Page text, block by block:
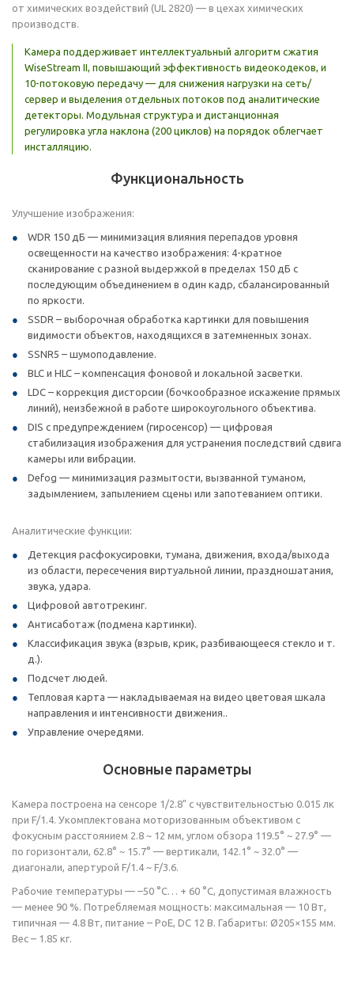
от химических воздействий (UL 2820) — в цехах химических
производств.
Камера поддерживает интеллектуальный алгоритм сжатия
WiseStream II, повышающий эффективность видеокодеков, и
10-потоковую передачу — для снижения нагрузки на сеть/
сервер и выделения отдельных потоков под аналитические
детекторы. Модульная структура и дистанционная
регулировка угла наклона (200 циклов) на порядок облегчает
инсталляцию.
Функциональность
Улучшение изображения:
WDR 150 дБ — минимизация влияния перепадов уровня
освещенности на качество изображения: 4-кратное
сканирование с разной выдержкой в пределах 150 дБ с
последующим объединением в один кадр, сбалансированный
по яркости.
SSDR – выборочная обработка картинки для повышения
видимости объектов, находящихся в затемненных зонах.
SSNR5 – шумоподавление.
BLC и HLC – компенсация фоновой и локальной засветки.
LDC – коррекция дисторсии (бочкообразное искажение прямых
линий), неизбежной в работе широкоугольного объектива.
DIS с предупреждением (гиросенсор) — цифровая
стабилизация изображения для устранения последствий сдвига
камеры или вибрации.
Defog — минимизация размытости, вызванной туманом,
задымлением, запылением сцены или запотеванием оптики.
Аналитические функции:
Детекция расфокусировки, тумана, движения, входа/выхода
из области, пересечения виртуальной линии, праздношатания,
звука, удара.
Цифровой автотрекинг.
Антисаботаж (подмена картинки).
Классификация звука (взрыв, крик, разбивающееся стекло и т.
д.).
Подсчет людей.
Тепловая карта — накладываемая на видео цветовая шкала
направления и интенсивности движения..
Управление очередями.
Основные параметры
Камера построена на сенсоре 1/2.8" с чувствительностью 0.015 лк
при F/1.4. Укомплектована моторизованным объективом с
фокусным расстоянием 2.8 ~ 12 мм, углом обзора 119.5° ~ 27.9° —
по горизонтали, 62.8° ~ 15.7° — вертикали, 142.1° ~ 32.0° —
диагонали, апертурой F/1.4 ~ F/3.6.
Рабочие температуры — –50 °C… + 60 °C, допустимая влажность
— менее 90 %. Потребляемая мощность: максимальная — 10 Вт,
типичная — 4.8 Вт, питание – PoE, DC 12 В. Габариты: Ø205×155 мм.
Вес – 1.85 кг.